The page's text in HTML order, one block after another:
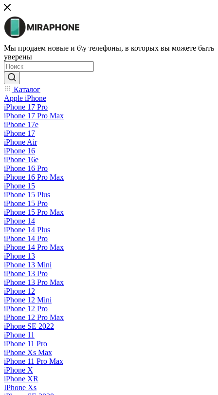
Мы продаем новые и б\у телефоны, в которых вы можете быть
уверены
Каталог
Apple iPhone
iPhone 17 Pro
iPhone 17 Pro Max
iPhone 17e
iPhone 17
iPhone Air
iPhone 16
iPhone 16e
iPhone 16 Pro
iPhone 16 Pro Max
iPhone 15
iPhone 15 Plus
iPhone 15 Pro
iPhone 15 Pro Max
iPhone 14
iPhone 14 Plus
iPhone 14 Pro
iPhone 14 Pro Max
iPhone 13
iPhone 13 Mini
iPhone 13 Pro
iPhone 13 Pro Max
iPhone 12
iPhone 12 Mini
iPhone 12 Pro
iPhone 12 Pro Max
iPhone SE 2022
iPhone 11
iPhone 11 Pro
iPhone Xs Max
iPhone 11 Pro Max
iPhone X
iPhone XR
IPhone Xs